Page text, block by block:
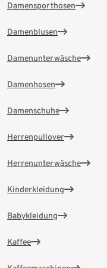
Damensporthosen
Damenblusen
Damenunterwäsche
Damenhosen
Damenschuhe
Herrenpullover
Herrenunterwäsche
Kinderkleidung
Babykleidung
Kaffee